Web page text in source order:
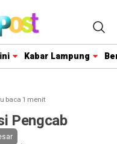
Kabar Lampung
baca 1 menit
Pengcab